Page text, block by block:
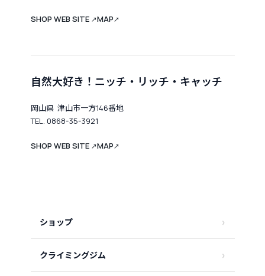
SHOP WEB SITE ↗MAP↗
自然大好き！ニッチ・リッチ・キャッチ
岡山県 津山市一方146番地
TEL. 0868-35-3921
SHOP WEB SITE ↗MAP↗
ショップ
クライミングジム